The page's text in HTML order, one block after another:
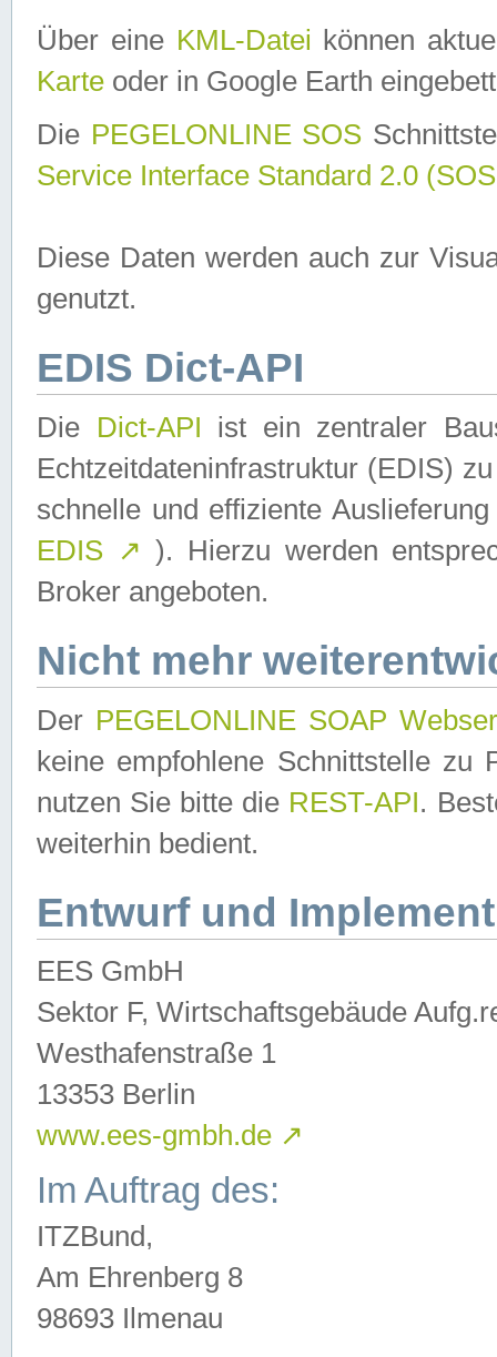
Über eine KML-Datei können
Karte oder in Google Earth
Die PEGELONLINE SOS
Service Interface Standard 2.0
Diese Daten werden auch zur
genutzt.
EDIS Dict-API
Die Dict-API ist ein zentraler
Echtzeitdateninfrastruktur (EDIS)
schnelle und effiziente
EDIS ↗ ). Hierzu werden
Broker angeboten.
Nicht mehr
Der PEGELONLINE SOAP
keine empfohlene Schnittstelle zu
nutzen Sie bitte die REST-API.
weiterhin bedient.
Entwurf und
EES GmbH
Sektor F, Wirtschaftsgebäude
Westhafenstraße 1
13353 Berlin
www.ees-gmbh.de ↗
Im Auftrag des:
ITZBund,
Am Ehrenberg 8
98693 Ilmenau